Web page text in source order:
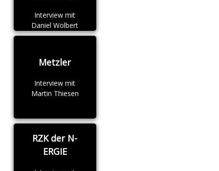
Interview mit
Daniel Wolbert
Metzler
Interview mit
Martin Thiesen
RZK der N-
ERGIE